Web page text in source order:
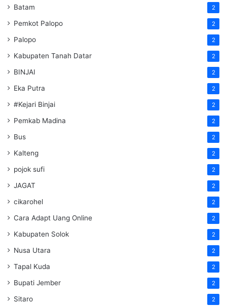
Batam 2
Pemkot Palopo 2
Palopo 2
Kabupaten Tanah Datar 2
BINJAI 2
Eka Putra 2
#Kejari Binjai 2
Pemkab Madina 2
Bus 2
Kalteng 2
pojok sufi 2
JAGAT 2
cikarohel 2
Cara Adapt Uang Online 2
Kabupaten Solok 2
Nusa Utara 2
Tapal Kuda 2
Bupati Jember 2
Sitaro 2